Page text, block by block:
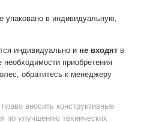
упаковано в индивидуальную,
индивидуально и не входят в
необходимости приобретения
обратитесь к менеджеру
вносить конструктивные
по улучшению технических